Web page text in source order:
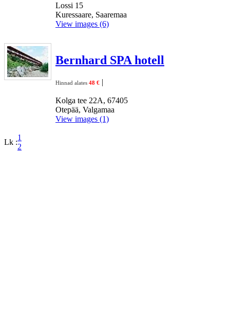
Lossi 15
Kuressaare, Saaremaa
View images (6)
Bernhard SPA hotell
Hinnad alates 48 € |
Kolga tee 22A, 67405
Otepää, Valgamaa
View images (1)
Lk :
1
2